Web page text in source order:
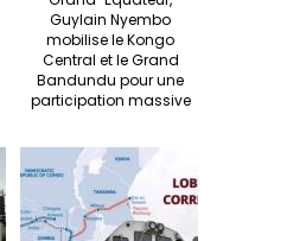
Guylain Nyembo
mobilise le Kongo
Central et le Grand
Bandundu pour une
participation massive